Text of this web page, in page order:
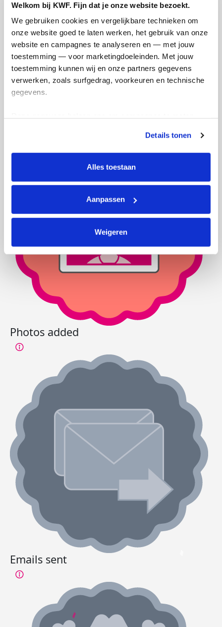
Welkom bij KWF. Fijn dat je onze website bezoekt.
We gebruiken cookies en vergelijkbare technieken om
onze website goed te laten werken, het gebruik van onze
website en campagnes te analyseren en — met jouw
toestemming — voor marketingdoeleinden. Met jouw
toestemming kunnen wij en onze partners gegevens
verwerken, zoals surfgedrag, voorkeuren en technische
gegevens.
tonen. Je kunt je toestemming op elk moment wijzigen of
intrekken via Cookie instellingen onderaan de pagina. De
lijst met cookies is te vinden in het tabblad “details”.
Details tonen
Alles toestaan
Aanpassen
Weigeren
Photos added
Emails sent